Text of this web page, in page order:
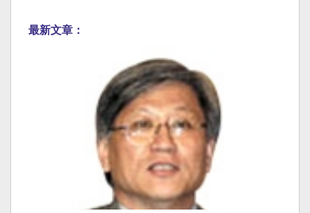
最新文章：